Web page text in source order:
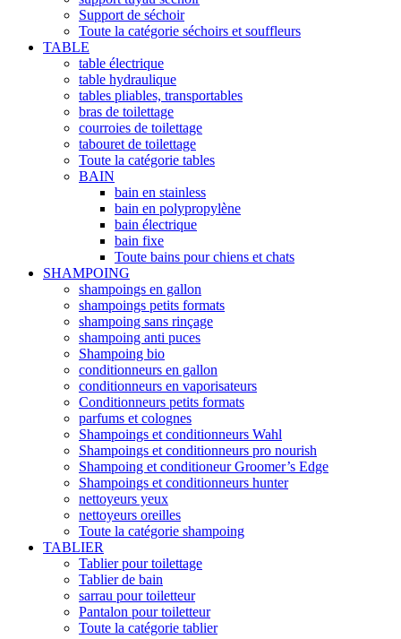
Support de séchoir
Toute la catégorie séchoirs et souffleurs
TABLE
table électrique
table hydraulique
tables pliables, transportables
bras de toilettage
courroies de toilettage
tabouret de toilettage
Toute la catégorie tables
BAIN
bain en stainless
bain en polypropylène
bain électrique
bain fixe
Toute bains pour chiens et chats
SHAMPOING
shampoings en gallon
shampoings petits formats
shampoing sans rinçage
shampoing anti puces
Shampoing bio
conditionneurs en gallon
conditionneurs en vaporisateurs
Conditionneurs petits formats
parfums et colognes
Shampoings et conditionneurs Wahl
Shampoings et conditionneurs pro nourish
Shampoing et conditioneur Groomer’s Edge
Shampoings et conditionneurs hunter
nettoyeurs yeux
nettoyeurs oreilles
Toute la catégorie shampoing
TABLIER
Tablier pour toilettage
Tablier de bain
sarrau pour toiletteur
Pantalon pour toiletteur
Toute la catégorie tablier